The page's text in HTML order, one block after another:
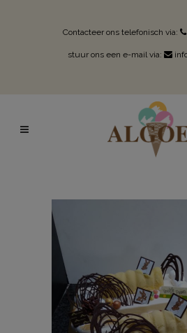
Contacteer ons telefonisch via:
stuur ons een e-mail via: